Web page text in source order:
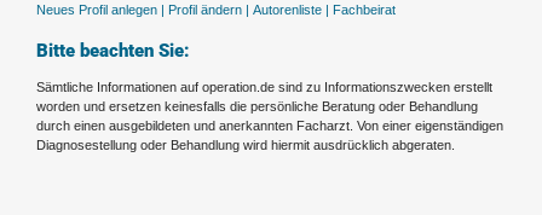
Neues Profil anlegen | Profil ändern | Autorenliste | Fachbeirat
Bitte beachten Sie:
Sämtliche Informationen auf operation.de sind zu Informationszwecken erstellt
worden und ersetzen keinesfalls die persönliche Beratung oder Behandlung
durch einen ausgebildeten und anerkannten Facharzt. Von einer eigenständigen
Diagnosestellung oder Behandlung wird hiermit ausdrücklich abgeraten.